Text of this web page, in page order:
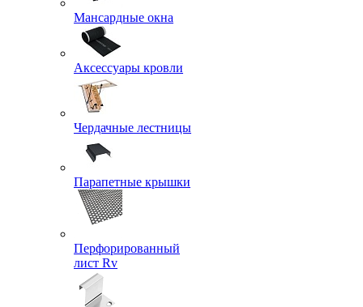
Мансардные окна
Аксессуары кровли
Чердачные лестницы
Парапетные крышки
Перфорированный
лист Rv